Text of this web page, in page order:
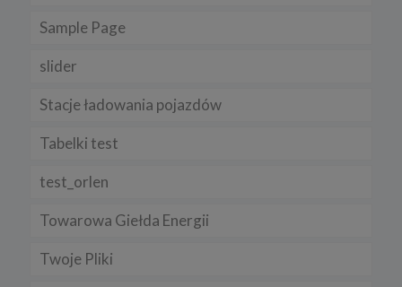
Sample Page
slider
Stacje ładowania pojazdów
Tabelki test
test_orlen
Towarowa Giełda Energii
Twoje Pliki